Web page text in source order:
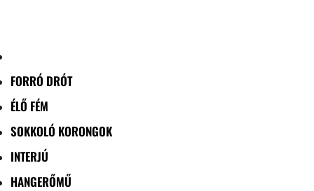
FORRÓ DRÓT
ÉLŐ FÉM
SOKKOLÓ KORONGOK
INTERJÚ
HANGERŐMŰ